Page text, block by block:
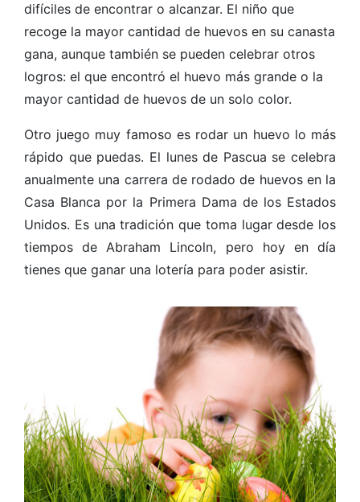
difíciles de encontrar o alcanzar. El niño que
recoge la mayor cantidad de huevos en su canasta
gana, aunque también se pueden celebrar otros
logros: el que encontró el huevo más grande o la
mayor cantidad de huevos de un solo color.
Otro juego muy famoso es rodar un huevo lo más
rápido que puedas. El lunes de Pascua se celebra
anualmente una carrera de rodado de huevos en la
Casa Blanca por la Primera Dama de los Estados
Unidos. Es una tradición que toma lugar desde los
tiempos de Abraham Lincoln, pero hoy en día
tienes que ganar una lotería para poder asistir.